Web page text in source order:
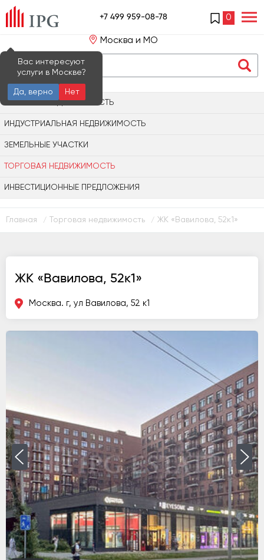
+7 499 959-08-78 0
Москва и МО
Вас интересуют
услуги в Москве?
Да, верно
Нет
ОФИСНАЯ НЕДВИЖИМОСТЬ
ИНДУСТРИАЛЬНАЯ НЕДВИЖИМОСТЬ
ЗЕМЕЛЬНЫЕ УЧАСТКИ
ТОРГОВАЯ НЕДВИЖИМОСТЬ
ИНВЕСТИЦИОННЫЕ ПРЕДЛОЖЕНИЯ
Главная / Торговая недвижимость / ЖК «Вавилова, 52к1»
ЖК «Вавилова, 52к1»
Москва. г, ул Вавилова, 52 к1